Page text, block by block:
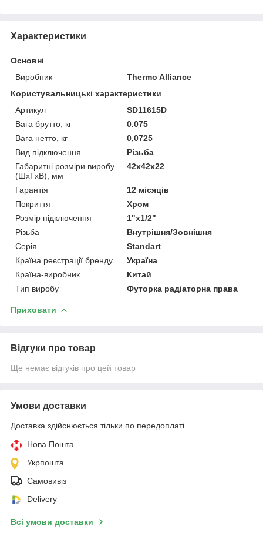
Характеристики
Основні
Виробник
Thermo Alliance
Користувальницькі характеристики
Артикул
SD11615D
Вага брутто, кг
0.075
Вага нетто, кг
0,0725
Вид підключення
Різьба
Габаритні розміри виробу
(ШхГхВ), мм
42х42х22
Гарантія
12 місяців
Покриття
Хром
Розмір підключення
1"x1/2"
Різьба
Внутрішня/Зовнішня
Серія
Standart
Країна реєстрації бренду
Україна
Країна-виробник
Китай
Тип виробу
Футорка радіаторна права
Приховати
Відгуки про товар
Ще немає відгуків про цей товар
Умови доставки
Доставка здійснюється тільки по передоплаті.
Нова Пошта
Укрпошта
Самовивіз
Delivery
Всі умови доставки